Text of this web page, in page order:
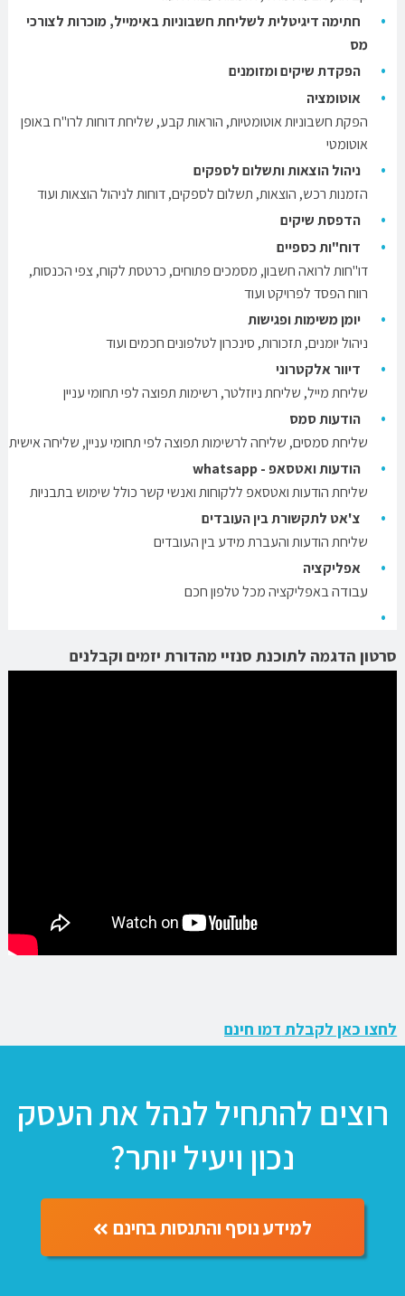
חתימה דיגיטלית לשליחת חשבוניות באימייל, מוכרות לצורכי
מס
הפקדת שיקים ומזומנים
אוטומציה
הפקת חשבוניות אוטומטיות, הוראות קבע, שליחת דוחות לרו"ח באופן
אוטומטי
ניהול הוצאותותשלום לספקים
הזמנות רכש, הוצאות, תשלום לספקים, דוחות לניהול הוצאות ועוד
הדפסת שיקים
דוח"ות כספיים
דו"חות לרואה חשבון, מסמכים פתוחים, כרטסת לקוח, צפי הכנסות,
רווח הפסד לפרויקט ועוד
יומן משימות ופגישות
ניהול יומנים, תזכורות, סינכרון לטלפונים חכמים ועוד
דיוור אלקטרוני
שליחת מייל, שליחת ניוזלטר, רשימות תפוצה לפי תחומי עניין
הודעות סמס
שליחת סמסים, שליחה לרשימות תפוצה לפי תחומי עניין, שליחה אישית
הודעות ואטסאפ - whatsapp
שליחת הודעות ואטסאפ ללקוחות ואנשי קשר כולל שימוש בתבניות
צ'אט לתקשורת בין העובדים
שליחת הודעות והעברת מידע בין העובדים
אפליקציה
עבודהבאפליקציה מכל טלפון חכם
סרטון הדגמה לתוכנת סנזיי מהדורת יזמים וקבלנים
לחצו כאן לקבלת דמו חינם
רוצים להתחיל לנהל את העסק
נכון ויעיל יותר?
למידע נוסף והתנסות בחינם